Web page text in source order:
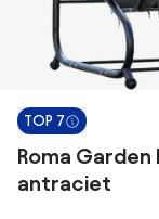
TOP 7
Roma
antraciet